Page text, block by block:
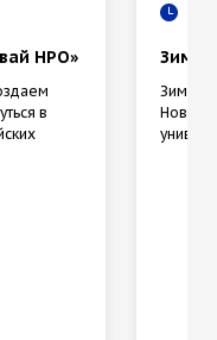
НРО»
в
Зимний